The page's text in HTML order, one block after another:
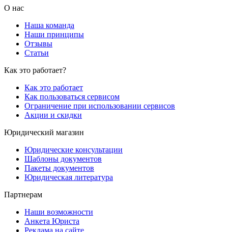
О нас
Наша команда
Наши принципы
Отзывы
Статьи
Как это работает?
Как это работает
Как пользоваться сервисом
Ограничение при использовании сервисов
Акции и скидки
Юридический магазин
Юридические консультации
Шаблоны документов
Пакеты документов
Юридическая литература
Партнерам
Наши возможности
Анкета Юриста